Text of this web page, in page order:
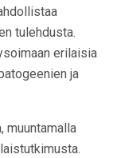
tulehdusta.
erilaisia
ja
muuntamalla